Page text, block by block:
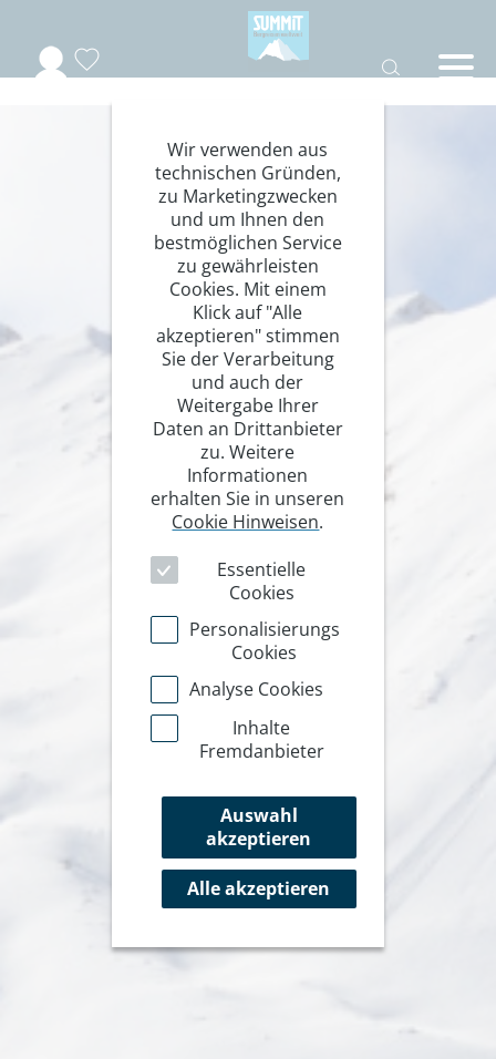
Wir verwenden aus
technischen Gründen,
zu Marketingzwecken
und um Ihnen den
bestmöglichen Service
zu gewährleisten
Cookies. Mit einem
Klick auf "Alle
akzeptieren" stimmen
Sie der Verarbeitung
und auch der
Weitergabe Ihrer
Daten an Drittanbieter
zu. Weitere
Informationen
erhalten Sie in unseren
Cookie Hinweisen.
Essentielle
Cookies
Personalisierungs
Cookies
Analyse Cookies
Inhalte
Fremdanbieter
Auswahl
akzeptieren
Alle akzeptieren